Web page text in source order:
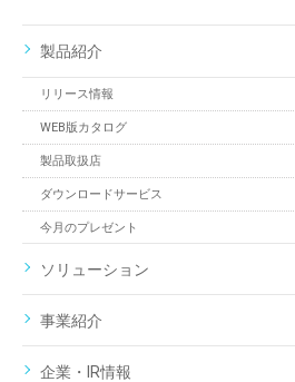
製品紹介
リリース情報
WEB版カタログ
製品取扱店
ダウンロードサービス
今月のプレゼント
ソリューション
事業紹介
企業・IR情報